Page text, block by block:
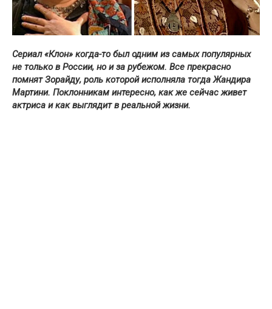
Сериал «Клон» когда-то был одним из самых популярных
не только в России, но и за рубежом. Все прекрасно
помнят Зорайду, роль которой исполняла тогда Жандира
Мартини. Поклонникам интересно, как же сейчас живет
актриса и как выглядит в реальной жизни.